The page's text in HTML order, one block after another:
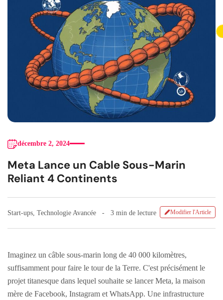
décembre 2, 2024
Meta Lance un Cable Sous-Marin
Reliant 4 Continents
Start-ups Technologie Avancée 3 min de lecture Modifier l'Article
Imaginez un câble sous-marin long de 40 000 kilomètres,
suffisamment pour faire le tour de la Terre. C'est précisément le
projet titanesque dans lequel souhaite se lancer Meta, la maison
mère de Facebook, Instagram et WhatsApp. Une infrastructure